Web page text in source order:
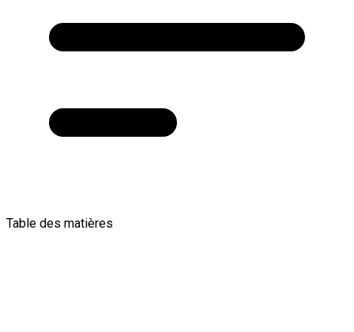
Table des matières